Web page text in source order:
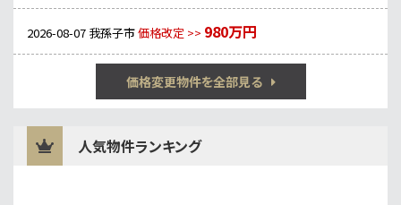
2026-08-07 我孫子市価格改定 >> 980万円
価格変更物件を全部見る
人気物件ランキング